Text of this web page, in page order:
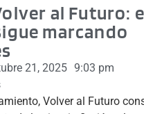
al Futuro:
marcando
21, 2025 9:03 pm
Volver al Futuro